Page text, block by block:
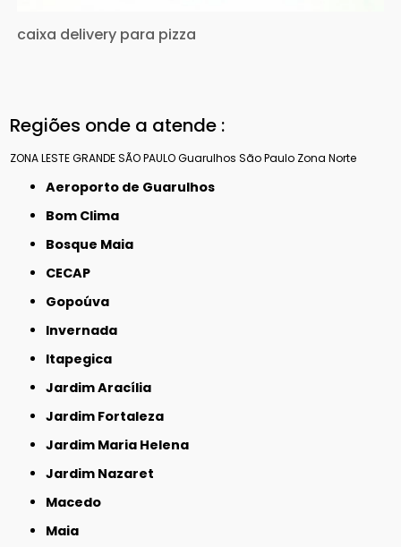
caixa delivery para pizza
Regiões onde a atende :
ZONA LESTEGRANDE SÃO PAULOGuarulhos São Paulo Zona Norte
Aeroporto de Guarulhos
Bom Clima
Bosque Maia
CECAP
Gopoúva
Invernada
Itapegica
Jardim Aracília
Jardim Fortaleza
Jardim Maria Helena
Jardim Nazaret
Macedo
Maia